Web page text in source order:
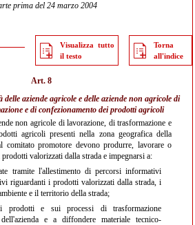
prima del 24 marzo 2004
Visualizza tutto
il testo
Torna
all'indice
Art. 8
aziende agricole e delle aziende non agricole di
e di confezionamento dei prodotti agricoli
non agricole di lavorazione, di trasformazione e
agricoli presenti nella zona geografica della
comitato promotore devono produrre, lavorare o
valorizzati dalla strada e impegnarsi a:
tramite l'allestimento di percorsi informativi
riguardanti i prodotti valorizzati dalla strada, i
e il territorio della strada;
prodotti e sui processi di trasformazione
e a diffondere materiale tecnico-